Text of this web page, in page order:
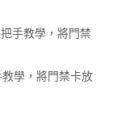
手教學，將門禁
學，將門禁卡放